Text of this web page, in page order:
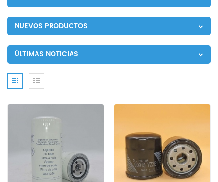
NUEVOS PRODUCTOS
ÚLTIMAS NOTICIAS